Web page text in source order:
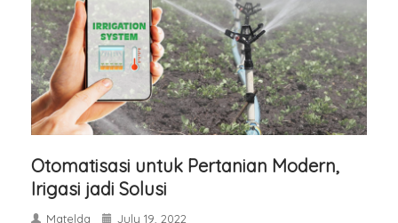
Otomatisasi untuk Pertanian Modern,
Irigasi jadi Solusi
Matelda July 19, 2022